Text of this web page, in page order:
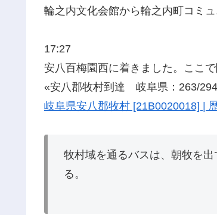
輪之内文化会館から輪之内町コミ
17:27
安八百梅園西に着きました。ここ
«安八郡牧村到達 岐阜県：263/
岐阜県安八郡牧村 [21B0020018] |
牧村域を通るバスは、朝牧を
る。